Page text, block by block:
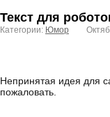
Текст для
Категории: Юмор
Непринятая идея для
пожаловать.